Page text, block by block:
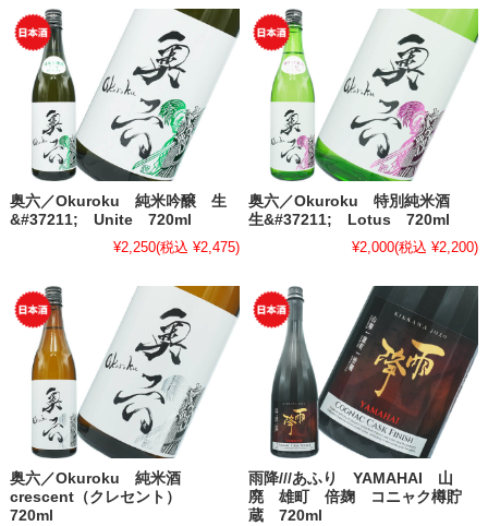
奥六／Okuroku 純米吟醸 生
&#37211; Unite 720ml
¥2,250(税込 ¥2,475)
奥六／Okuroku 特別純米酒
生&#37211; Lotus 720ml
¥2,000(税込 ¥2,200)
奥六／Okuroku 純米酒
crescent（クレセント）
720ml
雨降///あふり YAMAHAI 山
廃 雄町 倍麹 コニャク樽貯
蔵 720ml